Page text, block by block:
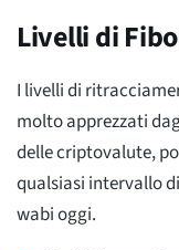
Livelli di
I livelli di
molto apprezzati
delle criptovalute,
qualsiasi intervallo
wabi oggi.